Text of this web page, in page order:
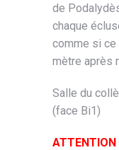
de
chaque
comme si
mètre après
Salle du
(face Bi1)